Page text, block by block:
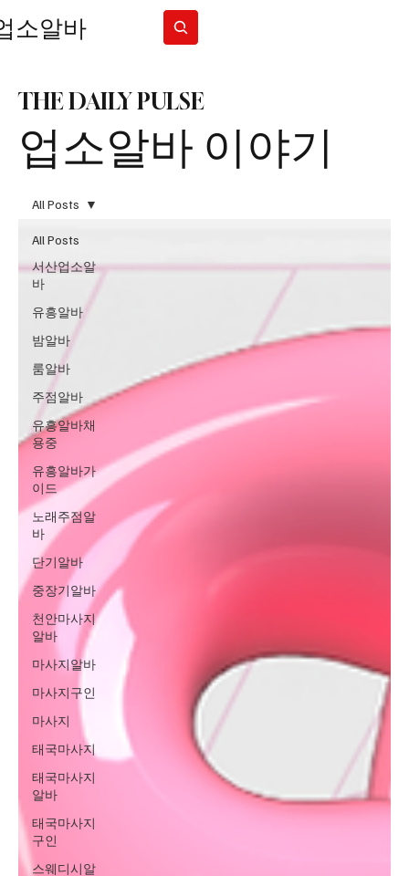
소알바
업소알바 이야기
THE DAILY PULSE
All Posts
서산업소알
바
유흥알바
밤알바
룸알바
주점알바
유흥알바채
용중
유흥알바가
이드
노래주점알
바
단기알바
중장기알바
천안마사지
알바
마사지알바
마사지구인
마사지
태국마사지
태국마사지
알바
태국마사지
구인
스웨디시알
All Posts